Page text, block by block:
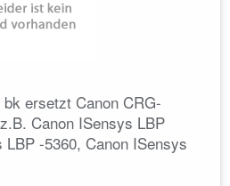
ersetzt Canon CRG-
Canon ISensys LBP
-5360, Canon ISensys